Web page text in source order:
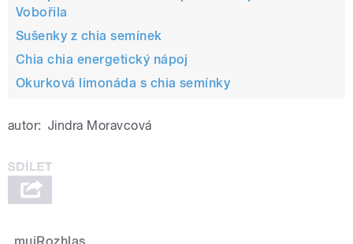
Vobořila
Sušenky z chia semínek
Chia chia energetický nápoj
Okurková limonáda s chia semínky
autor: Jindra Moravcová
mujRozhlas